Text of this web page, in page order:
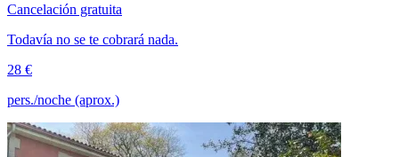
Cancelación gratuita
Todavía no se te cobrará nada.
28 €
pers./noche (aprox.)